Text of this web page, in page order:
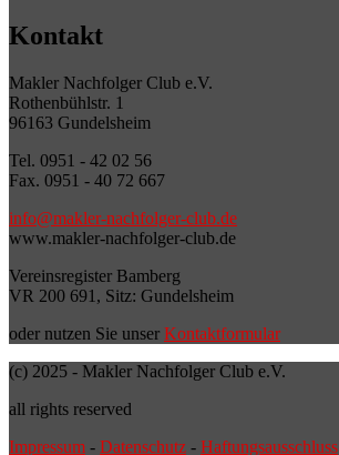
Kontakt
Makler Nachfolger Club e.V.
Rothenbühlstr. 1
96163 Gundelsheim
Tel. 0951 - 42 02 56
Fax. 0951 - 40 72 667
info@makler-nachfolger-club.de
www.makler-nachfolger-club.de
Vereinsregister Bamberg
VR 200 691, Sitz: Gundelsheim
oder nutzen Sie unser Kontaktformular
(c) 2025 - Makler Nachfolger Club e.V.
all rights reserved
Impressum - Datenschutz - Haftungsausschluss